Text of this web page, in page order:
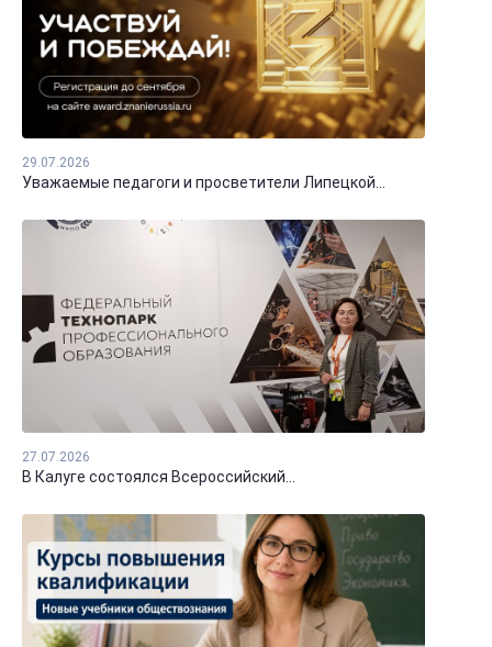
29.07.2026
Уважаемые педагоги и просветители Липецкой...
27.07.2026
В Калуге состоялся Всероссийский...